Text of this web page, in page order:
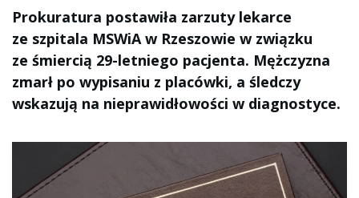
Prokuratura postawiła zarzuty lekarce
ze szpitala MSWiA w Rzeszowie w związku
ze śmiercią 29-letniego pacjenta. Mężczyzna
zmarł po wypisaniu z placówki, a śledczy
wskazują na nieprawidłowości w diagnostyce.